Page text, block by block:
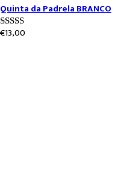
of
5
Quinta da Padrela BRANCO
5.00out of 5
€13,00